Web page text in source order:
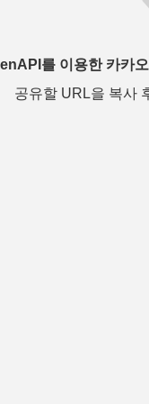
를 이용한 카카
공유할 URL을 복사